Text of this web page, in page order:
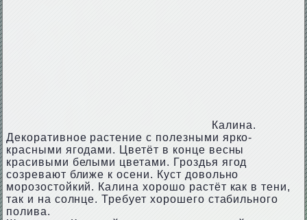
Калина.
Декоративное растение с полезными ярко-
красными ягодами. Цветёт в конце весны
красивыми белыми цветами. Гроздья ягод
созревают ближе к осени. Куст довольно
морозостойкий. Калина хорошо растёт как в тени,
так и на солнце. Требует хорошего стабильного
полива.